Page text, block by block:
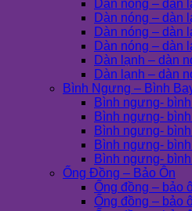
Dàn nóng – dàn
Dàn nóng – dàn
Dàn nóng – dàn
Dàn nóng – dàn
Dàn lạnh – dàn
Dàn lạnh – dàn
Bình Ngưng – Bình
Bình ngưng-
Bình ngưng-
Bình ngưng-
Bình ngưng-
Bình ngưng-
Ống Đồng – Bảo Ôn
Ống đồng – bảo
Ống đồng – bảo